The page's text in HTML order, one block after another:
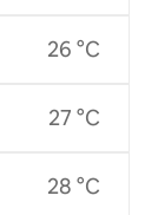
26 °C
27 °C
28 °C